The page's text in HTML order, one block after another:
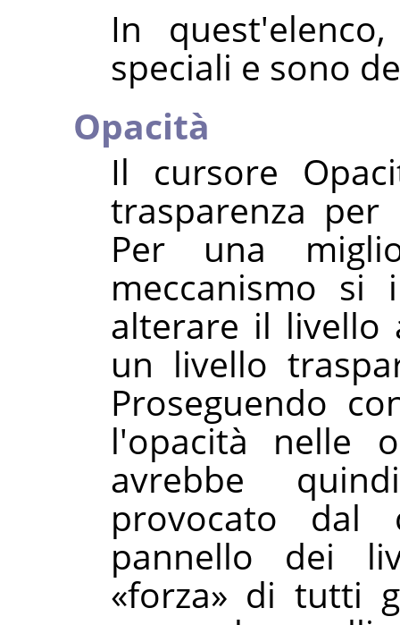
In
speciali e sono
Opacità
Il cursore
trasparenza per
Per una
meccanismo si
alterare il livello
un livello
Proseguendo
l'opacità nelle
avrebbe
provocato dal
pannello dei
«forza» di tutti